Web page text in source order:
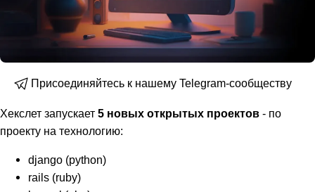
Присоединяйтесь к нашему Telegram-сообществу
Хекслет запускает 5 новых открытых проектов - по
проекту на технологию:
django (python)
rails (ruby)